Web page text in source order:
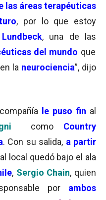
las áreas terapéuticas
, por lo que estoy
, una de las
del mundo que
la neurociencia”, dijo
le puso fin al
como Country
. Con su salida, a partir
local quedó bajo el ala
, Sergio Chain, quien
por ambos